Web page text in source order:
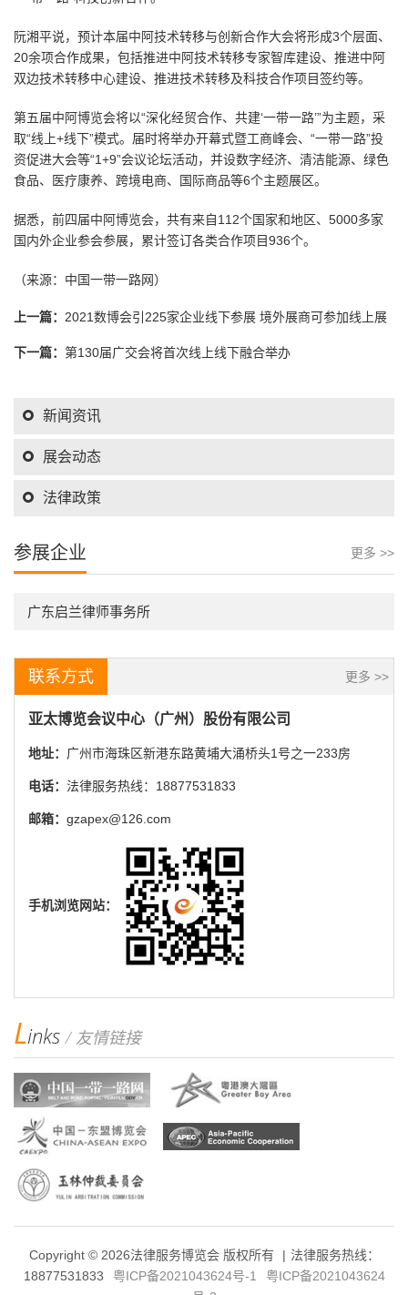
阮湘平说，预计本届中阿技术转移与创新合作大会将形成3个层面、
20余项合作成果，包括推进中阿技术转移专家智库建设、推进中阿
双边技术转移中心建设、推进技术转移及科技合作项目签约等。
第五届中阿博览会将以“深化经贸合作、共建‘一带一路’”为主题，采
取“线上+线下”模式。届时将举办开幕式暨工商峰会、“一带一路”投
资促进大会等“1+9”会议论坛活动，并设数字经济、清洁能源、绿色
食品、医疗康养、跨境电商、国际商品等6个主题展区。
据悉，前四届中阿博览会，共有来自112个国家和地区、5000多家
国内外企业参会参展，累计签订各类合作项目936个。
（来源：中国一带一路网）
上一篇： 2021数博会引225家企业线下参展 境外展商可参加线上展
下一篇： 第130届广交会将首次线上线下融合举办
新闻资讯
展会动态
法律政策
参展企业 更多 >>
广东启兰律师事务所
联系方式 更多 >>
亚太博览会议中心（广州）股份有限公司
地址： 广州市海珠区新港东路黄埔大涌桥头1号之一233房
电话： 法律服务热线：18877531833
邮箱： gzapex@126.com
手机浏览网站：
Links/ 友情链接
Copyright © 2026法律服务博览会 版权所有 | 法律服务热线：
18877531833
粤ICP备2021043624号-1
粤ICP备2021043624